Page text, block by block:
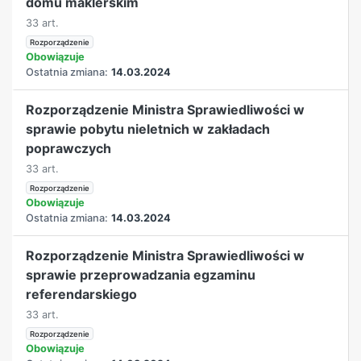
33 art.
Rozporządzenie
Obowiązuje
Ostatnia zmiana: 14.03.2024
Rozporządzenie Ministra Sprawiedliwości w
sprawie pobytu nieletnich w zakładach
poprawczych
33 art.
Rozporządzenie
Obowiązuje
Ostatnia zmiana: 14.03.2024
Rozporządzenie Ministra Sprawiedliwości w
sprawie przeprowadzania egzaminu
referendarskiego
33 art.
Rozporządzenie
Obowiązuje